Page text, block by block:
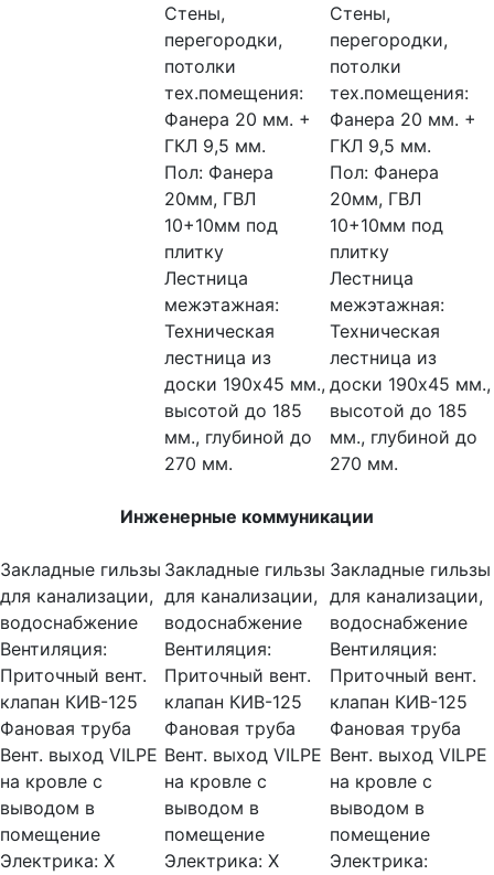
Стены,
перегородки,
потолки
тех.помещения:
Фанера 20 мм. +
ГКЛ 9,5 мм.
Пол: Фанера
20мм, ГВЛ
10+10мм под
плитку
Лестница
межэтажная:
Техническая
лестница из
доски 190х45 мм.,
высотой до 185
мм., глубиной до
270 мм.
Стены,
перегородки,
потолки
тех.помещения:
Фанера 20 мм. +
ГКЛ 9,5 мм.
Пол:Фанера
20мм, ГВЛ
10+10мм под
плитку
Лестница
межэтажная:
Техническая
лестница из
доски 190х45 мм.,
высотой до 185
мм., глубиной до
270 мм.
Инженерные коммуникации
Закладные гильзы
для канализации,
водоснабжение
Вентиляция:
Приточный вент.
клапан КИВ-125
Фановая труба
Вент. выход VILPE
на кровле с
выводом в
помещение
Электрика: Х
Закладные гильзы
для канализации,
водоснабжение
Вентиляция:
Приточный вент.
клапан КИВ-125
Фановая труба
Вент. выход VILPE
на кровле с
выводом в
помещение
Электрика: Х
Закладные гильзы
для канализации,
водоснабжение
Вентиляция:
Приточный вент.
клапан КИВ-125
Фановая труба
Вент. выход VILPE
на кровле с
выводом в
помещение
Электрика: